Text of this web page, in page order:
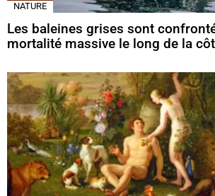
NATURE
Les baleines grises sont
mortalité massive le long de la